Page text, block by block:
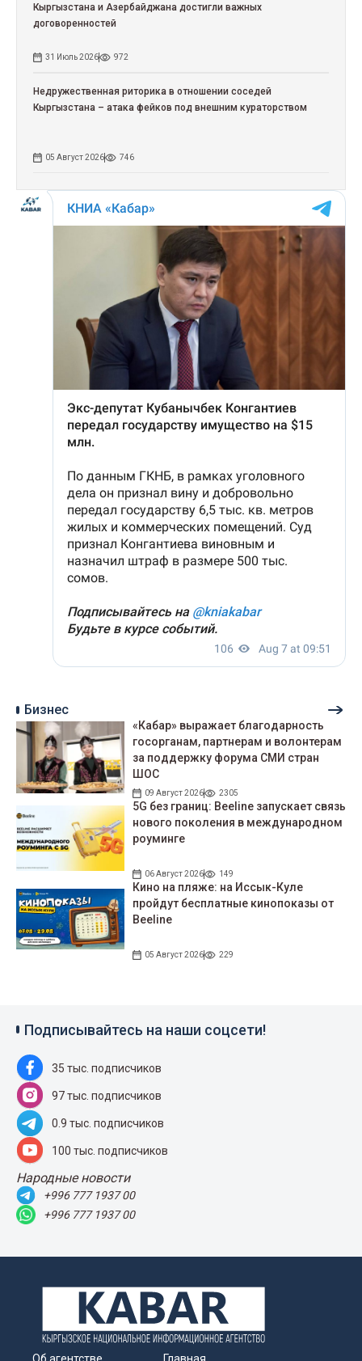
Кыргызстана и Азербайджана достигли важных
договоренностей
31 Июль 2026 972
Недружественная риторика в отношении соседей
Кыргызстана – атака фейков под внешним кураторством
05 Август 2026 746
Бизнес
«Кабар» выражает благодарность
госорганам, партнерам и волонтерам
за поддержку форума СМИ стран
ШОС
09 Август 2026 2305
5G без границ: Beeline запускает связь
нового поколения в международном
роуминге
06 Август 2026 149
Кино на пляже: на Иссык-Куле
пройдут беcплатные кинопоказы от
Beeline
05 Август 2026 229
Подписывайтесь на наши соцсети!
35 тыс. подписчиков
97 тыс. подписчиков
0.9 тыс. подписчиков
100 тыс. подписчиков
Народные новости
+996 777 1937 00
+996 777 1937 00